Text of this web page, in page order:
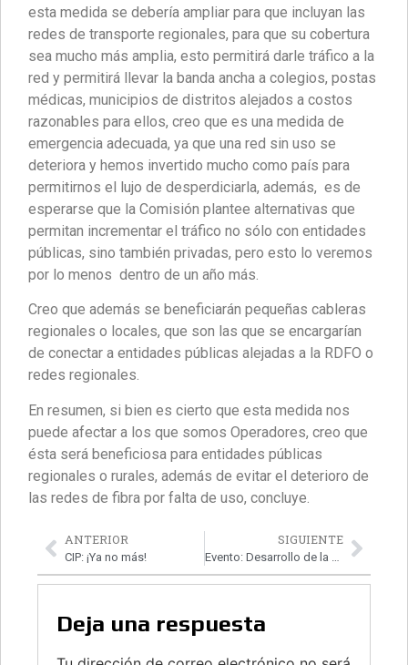
esta medida se debería ampliar para que incluyan las
redes de transporte regionales, para que su cobertura
sea mucho más amplia, esto permitirá darle tráfico a la
red y permitirá llevar la banda ancha a colegios, postas
médicas, municipios de distritos alejados a costos
razonables para ellos, creo que es una medida de
emergencia adecuada, ya que una red sin uso se
deteriora y hemos invertido mucho como país para
permitirnos el lujo de desperdiciarla, además, es de
esperarse que la Comisión plantee alternativas que
permitan incrementar el tráfico no sólo con entidades
públicas, sino también privadas, pero esto lo veremos
por lo menos dentro de un año más.
Creo que además se beneficiarán pequeñas cableras
regionales o locales, que son las que se encargarían
de conectar a entidades públicas alejadas a la RDFO o
redes regionales.
En resumen, si bien es cierto que esta medida nos
puede afectar a los que somos Operadores, creo que
ésta será beneficiosa para entidades públicas
regionales o rurales, además de evitar el deterioro de
las redes de fibra por falta de uso, concluye.
ANTERIOR
CIP: ¡Ya no más!
SIGUIENTE
Evento: Desarrollo de la Ciberseguridad Nacional
Deja una respuesta